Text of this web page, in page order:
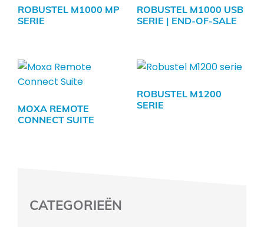
ROBUSTEL M1000 MP
SERIE
ROBUSTEL M1000 USB
SERIE | END-OF-SALE
MOXA REMOTE
CONNECT SUITE
ROBUSTEL M1200
SERIE
CATEGORIEËN